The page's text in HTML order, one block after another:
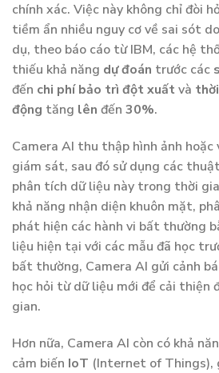
chính xác. Việc này không chỉ đòi
tiềm ẩn nhiều nguy cơ về sai sót
dụ, theo báo cáo từ IBM, các hệ
thiếu khả năng dự đoán trước các
đến chi phí bảo trì đột xuấtvà
động tăng lên đến 30%.
Camera AI thu thập hình ảnh
giám sát, sau đó sử dụng các
phân tích dữ liệu này trong thời
khả năng nhận diện khuôn mặt,
phát hiện các hành vi bất thường
liệu hiện tại với các mẫu đã học
bất thường, Camera AI gửi cảnh
học hỏi từ dữ liệu mới để cải thiện
gian.
Hơn nữa, Camera AI còn có khả
cảm biến IoT (Internet of